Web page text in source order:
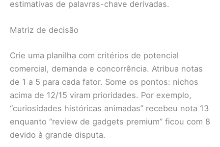
estimativas de palavras-chave derivadas.
Matriz de decisão
Crie uma planilha com critérios de potencial
comercial, demanda e concorrência. Atribua notas
de 1 a 5 para cada fator. Some os pontos: nichos
acima de 12/15 viram prioridades. Por exemplo,
“curiosidades históricas animadas” recebeu nota 13
enquanto “review de gadgets premium” ficou com 8
devido à grande disputa.